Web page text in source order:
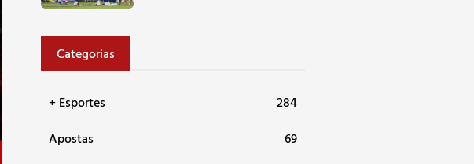
Categorias
+ Esportes
284
Apostas
69